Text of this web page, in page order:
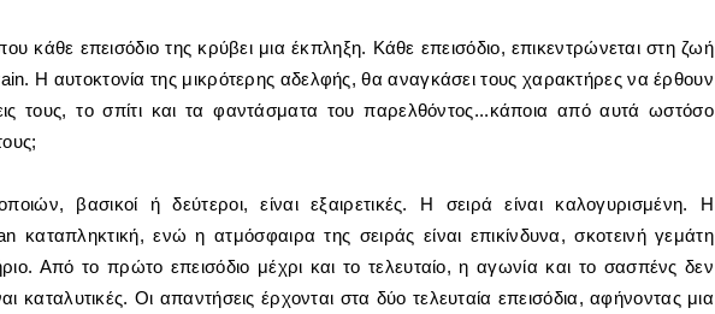
κάθε επεισόδιο της κρύβει μια έκπληξη. Κάθε επεισόδιο, επικεντρώνεται στη ζωή
Η αυτοκτονία της μικρότερης αδελφής, θα αναγκάσει τους χαρακτήρες να έρθουν
τους, το σπίτι και τα φαντάσματα του παρελθόντος...κάποια από αυτά ωστόσο
βασικοί ή δεύτεροι, είναι εξαιρετικές. Η σειρά είναι καλογυρισμένη. Η
καταπληκτική, ενώ η ατμόσφαιρα της σειράς είναι επικίνδυνα, σκοτεινή γεμάτη
Από το πρώτο επεισόδιο μέχρι και το τελευταίο, η αγωνία και το σασπένς δεν
καταλυτικές. Οι απαντήσεις έρχονται στα δύο τελευταία επεισόδια, αφήνοντας μια